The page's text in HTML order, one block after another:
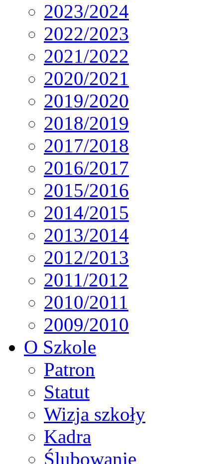
2023/2024
2022/2023
2021/2022
2020/2021
2019/2020
2018/2019
2017/2018
2016/2017
2015/2016
2014/2015
2013/2014
2012/2013
2011/2012
2010/2011
2009/2010
O Szkole
Patron
Statut
Wizja szkoły
Kadra
Ślubowanie